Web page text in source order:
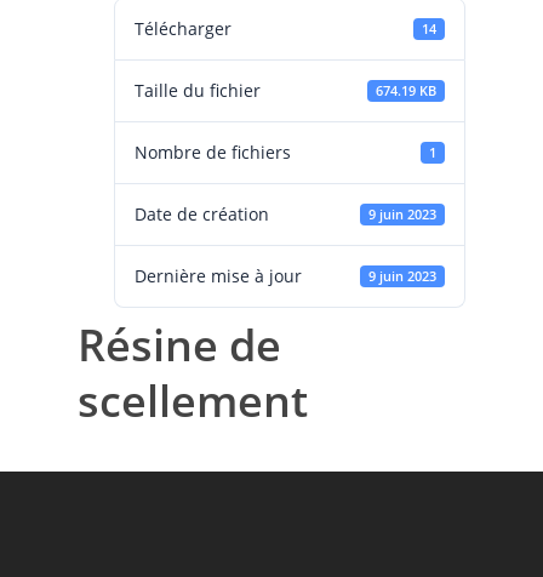
Télécharger 14
Taille du fichier 674.19 KB
Nombre de fichiers 1
Date de création 9 juin 2023
Dernière mise à jour 9 juin 2023
Résine de
scellement